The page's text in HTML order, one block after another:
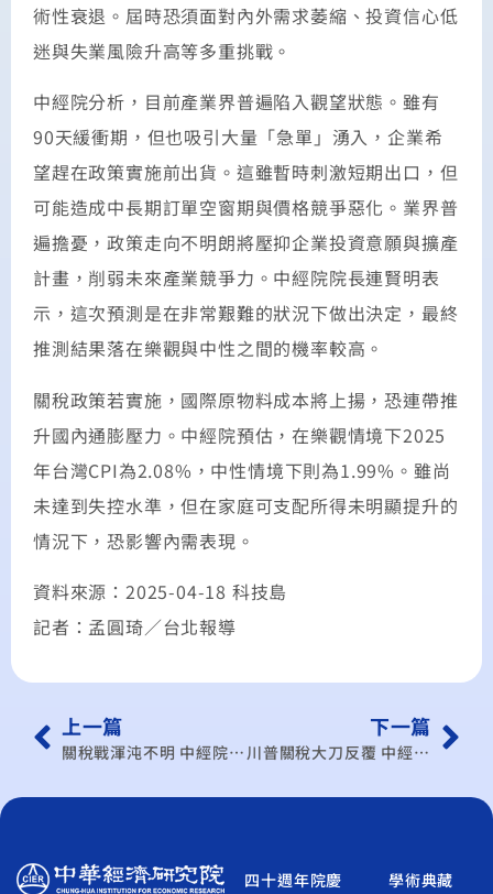
術性衰退。屆時恐須面對內外需求萎縮、投資信心低
迷與失業風險升高等多重挑戰。
中經院分析，目前產業界普遍陷入觀望狀態。雖有
90天緩衝期，但也吸引大量「急單」湧入，企業希
望趕在政策實施前出貨。這雖暫時刺激短期出口，但
可能造成中長期訂單空窗期與價格競爭惡化。業界普
遍擔憂，政策走向不明朗將壓抑企業投資意願與擴產
計畫，削弱未來產業競爭力。中經院院長連賢明表
示，這次預測是在非常艱難的狀況下做出決定，最終
推測結果落在樂觀與中性之間的機率較高。
關稅政策若實施，國際原物料成本將上揚，恐連帶推
升國內通膨壓力。中經院預估，在樂觀情境下2025
年台灣CPI為2.08%，中性情境下則為1.99%。雖尚
未達到失控水準，但在家庭可支配所得未明顯提升的
情況下，恐影響內需表現。
資料來源：2025-04-18 科技島
記者：孟圓琦／台北報導
上一篇
關稅戰渾沌不明 中經院提 GDP 三情境、最悲觀只剩0.16%
下一篇
川普關稅大刀反覆 中經院下修今年GDP成長至2.85％
四十週年院慶 學術典藏